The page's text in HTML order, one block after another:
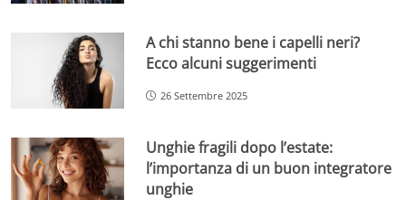
A chi stanno bene i capelli neri?
Ecco alcuni suggerimenti
26 Settembre 2025
Unghie fragili dopo l’estate:
l’importanza di un buon integratore
unghie